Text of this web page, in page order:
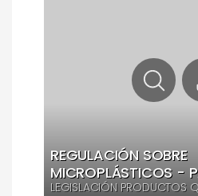
REGULACIÓN SOBRE
MICROPLÁSTICOS -
LEGISLACIÓN PRODUCTOS